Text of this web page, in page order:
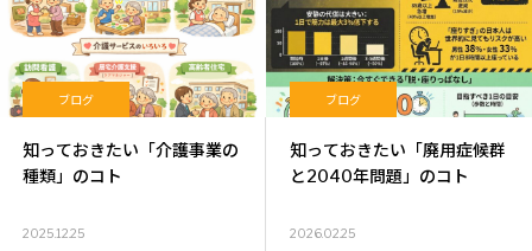
ブログ
知っておきたい「介護事業の
種類」のコト
2025.12.25
ブログ
知っておきたい「廃用症候群
と2040年問題」のコト
2026.02.25